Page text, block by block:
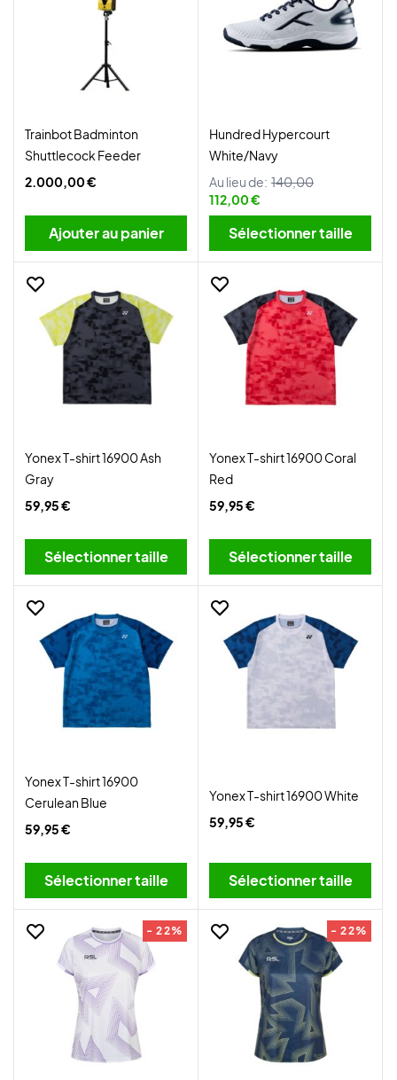
Trainbot Badminton
Shuttlecock Feeder
2.000,00 €
Ajouter au panier
Hundred Hypercourt
White/Navy
Au lieu de: 140,00
112,00 €
Sélectionner taille
Yonex T-shirt 16900 Ash
Gray
59,95 €
Sélectionner taille
Yonex T-shirt 16900 Coral
Red
59,95 €
Sélectionner taille
Yonex T-shirt 16900
Cerulean Blue
59,95 €
Sélectionner taille
Yonex T-shirt 16900 White
59,95 €
Sélectionner taille
- 22% - 22%